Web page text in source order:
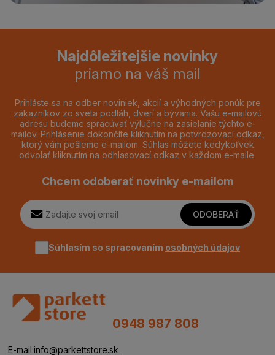
Najdôležitejšie novinky
priamo na váš mail
Prihláste sa na odber noviniek, akcií a výhodných ponúk pre
zákazníkov zo sveta podláh, dverí a bývania. Vašu e-mailovú
adresu budeme spracúvať výlučne na zasielanie týchto e-
mailov. Prihlásenie dokončíte kliknutím na potvrdzovací odkaz,
ktorý vám pošleme e-mailom. Súhlas môžete kedykoľvek
odvolať kliknutím na odhlasovací odkaz v každom e-maile.
Chcem odoberať novinky e-mailom
ODOBERAŤ
Súhlasím so spracovaním osobných údajov
0948 987 808
E-mail:info@parkettstore.sk